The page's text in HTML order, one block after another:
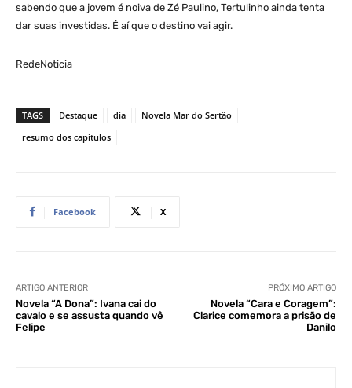
sabendo que a jovem é noiva de Zé Paulino, Tertulinho ainda tenta
dar suas investidas. É aí que o destino vai agir.
RedeNoticia
TAGS Destaque dia
Novela Mar do Sertão
resumo dos capítulos
Facebook X
ARTIGO ANTERIOR
Novela “A Dona”: Ivana cai do
cavalo e se assusta quando vê
Felipe
PRÓXIMO ARTIGO
Novela “Cara e Coragem”:
Clarice comemora a prisão de
Danilo